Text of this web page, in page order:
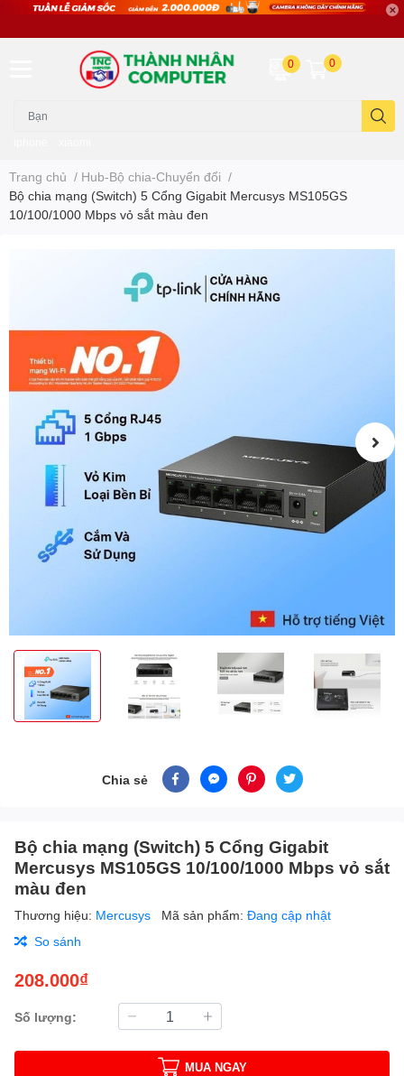
0 0
Trang chủ / Hub-Bộ chia-Chuyển đổi /
Bộ chia mạng (Switch) 5 Cổng Gigabit Mercusys MS105GS
10/100/1000 Mbps vỏ sắt màu đen
Chia sẻ
Bộ chia mạng (Switch) 5 Cổng Gigabit
Mercusys MS105GS 10/100/1000 Mbps vỏ sắt
màu đen
Thương hiệu: Mercusys Mã sản phẩm: Đang cập nhật
So sánh
208.000₫
Số lượng:
MUA NGAY